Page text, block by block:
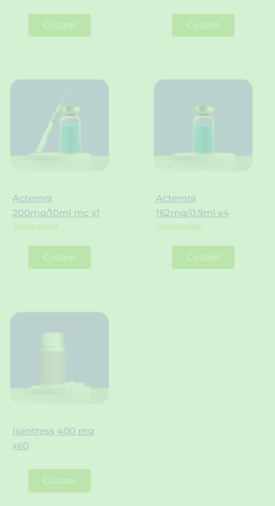
Cotizar Cotizar
Actemra
200mg/10ml mc x1
Tocilizumab
Cotizar
Actemra
162mg/0.9ml x4
Tocilizumab
Cotizar
Isentress 400 mg
x60
Cotizar